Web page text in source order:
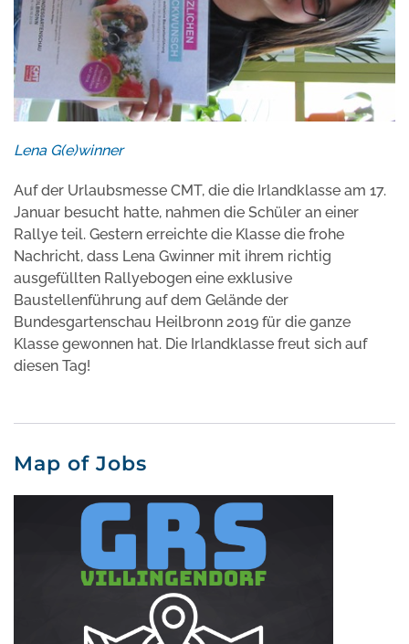
Lena G(e)winner
Auf der Urlaubsmesse CMT, die die Irlandklasse am 17.
Januar besucht hatte, nahmen die Schüler an einer
Rallye teil. Gestern erreichte die Klasse die frohe
Nachricht, dass Lena Gwinner mit ihrem richtig
ausgefüllten Rallyebogen eine exklusive
Baustellenführung auf dem Gelände der
Bundesgartenschau Heilbronn 2019 für die ganze
Klasse gewonnen hat. Die Irlandklasse freut sich auf
diesen Tag!
Map of Jobs